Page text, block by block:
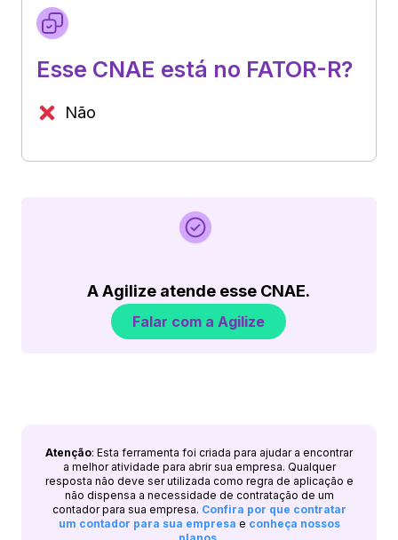
Esse CNAE está no FATOR-R?
Não
A Agilize atende esse CNAE.
Falar com a Agilize
Atenção: Esta ferramenta foi criada para ajudar a encontrar
a melhor atividade para abrir sua empresa. Qualquer
resposta não deve ser utilizada como regra de aplicação e
não dispensa a necessidade de contratação de um
contador para sua empresa. Confira por que contratar
um contador para sua empresa e conheça nossos